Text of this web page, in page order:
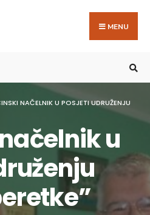
MENU
NAČELNIK U POSJETI UDRUŽENJU
u